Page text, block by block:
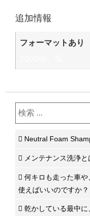
追加情報
フォーマットあり
Neutral Foam
メンテナンス洗浄
何キロも走った車
使えばいいのですか？
乾かしている最中